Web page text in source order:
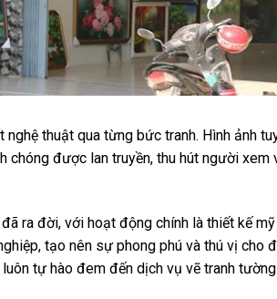
thuật qua từng bức tranh. Hình ảnh
chóng được lan truyền, thu hút người xem
đã ra đời, với hoạt động chính là thiết kế
tạo nên sự phong phú và thú vị cho
luôn tự hào đem đến dịch vụ vẽ tranh